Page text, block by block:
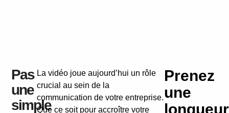
Pas
une
simple
La vidéo joue aujourd’hui un rôle
crucial au sein de la
communication de votre entreprise.
Que ce soit pour accroître votre
Prenez
une
longueur